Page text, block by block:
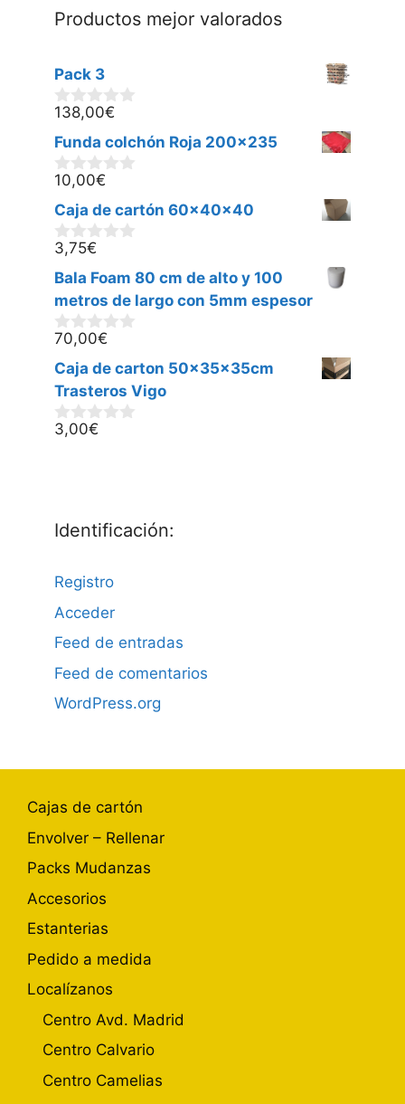
Productos mejor valorados
Pack 3
0
d
e
5
138,00€
Funda colchón Roja 200x235
0
d
e
5
10,00€
Caja de cartón 60x40x40
0
d
e
5
3,75€
Bala Foam 80 cm de alto y 100
metros de largo con 5mm espesor
0
d
e
5
70,00€
Caja de carton 50x35x35cm
Trasteros Vigo
0
3,00€
Identificación:
Registro
Acceder
Feed de entradas
Feed de comentarios
WordPress.org
Cajas de cartón
Envolver – Rellenar
Packs Mudanzas
Accesorios
Estanterias
Pedido a medida
Localízanos
Centro Avd. Madrid
Centro Calvario
Centro Camelias